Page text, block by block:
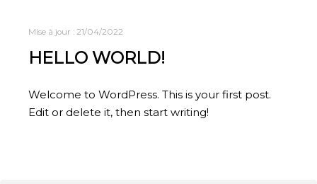
Mise à jour : 21/04/2022
HELLO WORLD!
Welcome to WordPress. This is your first post.
Edit or delete it, then start writing!